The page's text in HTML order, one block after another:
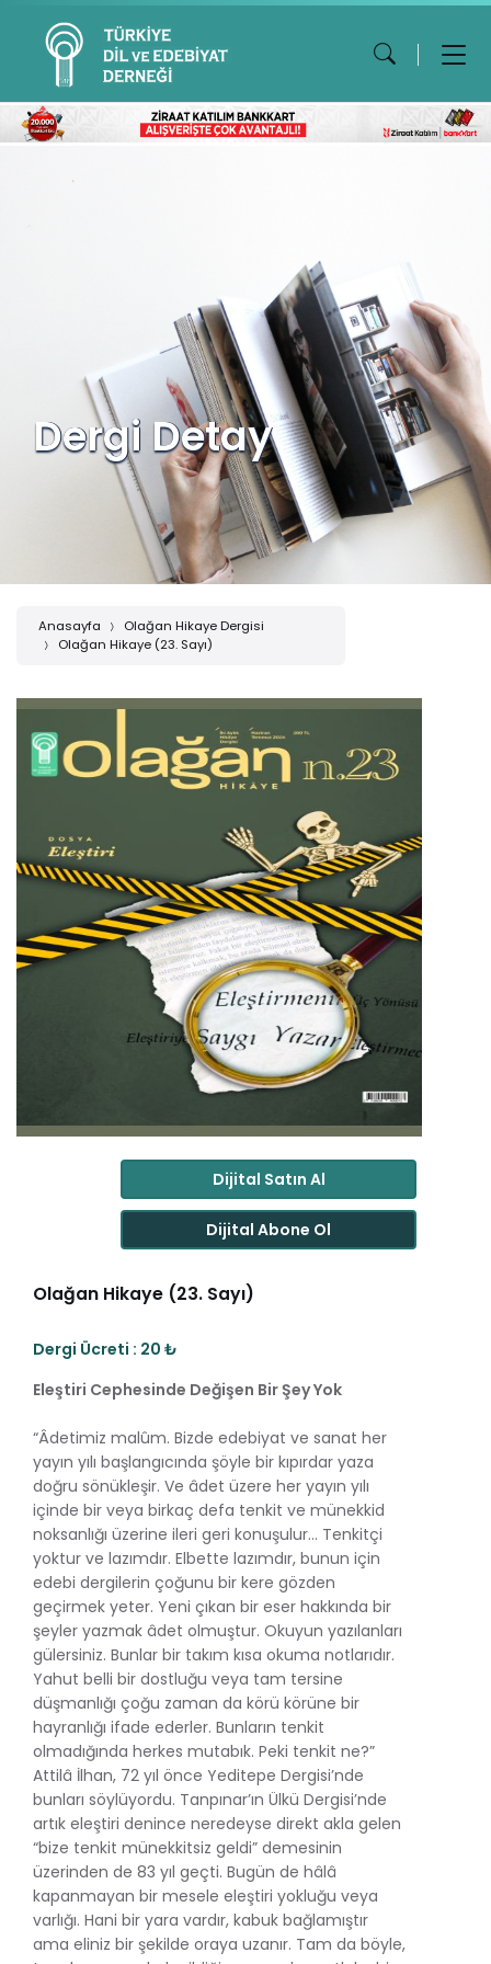
Dergi Detay
Anasayfa
Olağan Hikaye Dergisi
Olağan Hikaye (23. Sayı)
Dijital Satın Al
Dijital Abone Ol
Olağan Hikaye (23. Sayı)
Dergi Ücreti : 20 ₺
Eleştiri Cephesinde Değişen Bir Şey Yok
“Âdetimiz malûm. Bizde edebiyat ve sanat her
yayın yılı başlangıcında şöyle bir kıpırdar yaza
doğru sönükleşir. Ve âdet üzere her yayın yılı
içinde bir veya birkaç defa tenkit ve münekkid
noksanlığı üzerine ileri geri konuşulur... Tenkitçi
yoktur ve lazımdır. Elbette lazımdır, bunun için
edebi dergilerin çoğunu bir kere gözden
geçirmek yeter. Yeni çıkan bir eser hakkında bir
şeyler yazmak âdet olmuştur. Okuyun yazılanları
gülersiniz. Bunlar bir takım kısa okuma notlarıdır.
Yahut belli bir dostluğu veya tam tersine
düşmanlığı çoğu zaman da körü körüne bir
hayranlığı ifade ederler. Bunların tenkit
olmadığında herkes mutabık. Peki tenkit ne?”
Attilâ İlhan, 72 yıl önce Yeditepe Dergisi’nde
bunları söylüyordu. Tanpınar’ın Ülkü Dergisi’nde
artık eleştiri denince neredeyse direkt akla gelen
“bize tenkit münekkitsiz geldi” demesinin
üzerinden de 83 yıl geçti. Bugün de hâlâ
kapanmayan bir mesele eleştiri yokluğu veya
varlığı. Hani bir yara vardır, kabuk bağlamıştır
ama eliniz bir şekilde oraya uzanır. Tam da böyle,